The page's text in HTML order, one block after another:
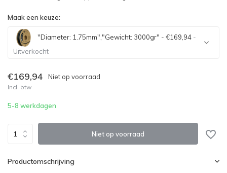
Maak een keuze:
"Diameter: 1.75mm","Gewicht: 3000gr" - €169,94 -
Uitverkocht
€169,94 Niet op voorraad
Incl. btw
5-8 werkdagen
Niet op voorraad
Productomschrijving